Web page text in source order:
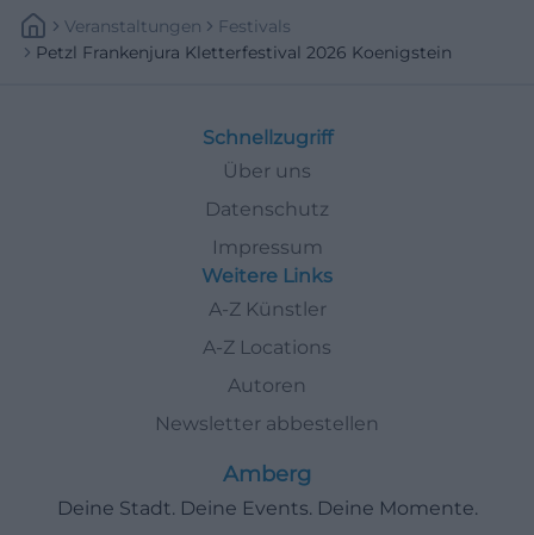
Veranstaltungen
Festivals
Petzl Frankenjura Kletterfestival 2026 Koenigstein
Schnellzugriff
Über uns
Datenschutz
Impressum
Weitere Links
A-Z Künstler
A-Z Locations
Autoren
Newsletter abbestellen
Amberg
Deine Stadt. Deine Events. Deine Momente.